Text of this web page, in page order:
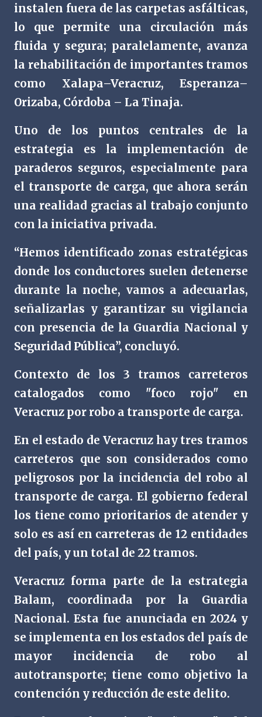
instalen fuera de las carpetas asfálticas,
lo que permite una circulación más
fluida y segura; paralelamente, avanza
la rehabilitación de importantes tramos
como Xalapa–Veracruz, Esperanza–
Orizaba, Córdoba – La Tinaja.
Uno de los puntos centrales de la
estrategia es la implementación de
paraderos seguros, especialmente para
el transporte de carga, que ahora serán
una realidad gracias al trabajo conjunto
con la iniciativa privada.
“Hemos identificado zonas estratégicas
donde los conductores suelen detenerse
durante la noche, vamos a adecuarlas,
señalizarlas y garantizar su vigilancia
con presencia de la Guardia Nacional y
Seguridad Pública”, concluyó.
Contexto de los 3 tramos carreteros
catalogados como "foco rojo" en
Veracruz por robo a transporte de carga.
En el estado de Veracruz hay tres tramos
carreteros que son considerados como
peligrosos por la incidencia del robo al
transporte de carga. El gobierno federal
los tiene como prioritarios de atender y
solo es así en carreteras de 12 entidades
del país, y un total de 22 tramos.
Veracruz forma parte de la estrategia
Balam, coordinada por la Guardia
Nacional. Esta fue anunciada en 2024 y
se implementa en los estados del país de
mayor incidencia de robo al
autotransporte; tiene como objetivo la
contención y reducción de este delito.